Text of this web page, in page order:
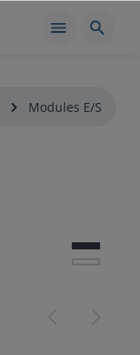
Modules E/S